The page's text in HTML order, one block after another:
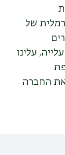
של
עלינו
החברה